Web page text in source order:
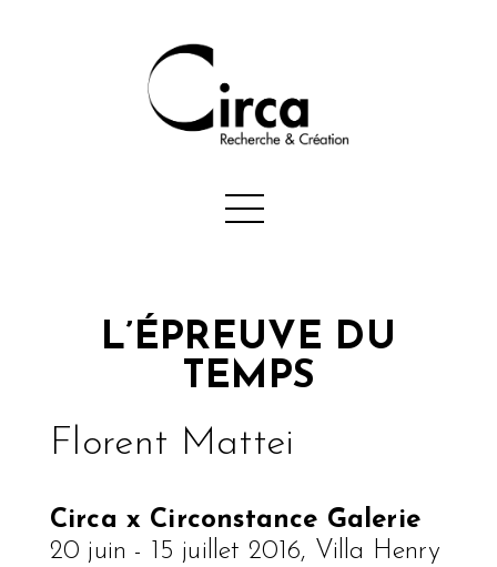
L’ÉPREUVE DU
TEMPS
Florent Mattei
Circa x Circonstance Galerie
20 juin - 15 juillet 2016, Villa Henry